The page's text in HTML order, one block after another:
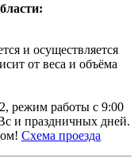
и осуществляется
от веса и объёма
режим работы с 9:00
и праздничных дней.
Схема проезда